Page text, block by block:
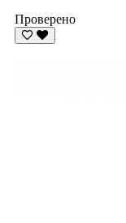
Проверено